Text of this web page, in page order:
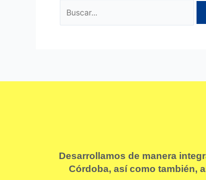
Desarrollamos de manera
Córdoba, así como también,